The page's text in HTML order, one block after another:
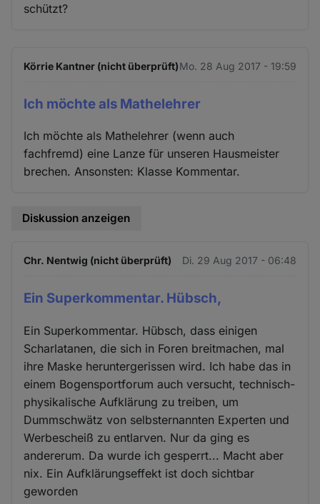
schützt?
Körrie Kantner (nicht überprüft)Mo. 28 Aug 2017 - 19:59
Ich möchte als Mathelehrer
Ich möchte als Mathelehrer (wenn auch
fachfremd) eine Lanze für unseren Hausmeister
brechen. Ansonsten: Klasse Kommentar.
Diskussion anzeigen
Chr. Nentwig (nicht überprüft) Di. 29 Aug 2017 - 06:48
Ein Superkommentar. Hübsch,
Ein Superkommentar. Hübsch, dass einigen
Scharlatanen, die sich in Foren breitmachen, mal
ihre Maske heruntergerissen wird. Ich habe das in
einem Bogensportforum auch versucht, technisch-
physikalische Aufklärung zu treiben, um
Dummschwätz von selbsternannten Experten und
Werbescheiß zu entlarven. Nur da ging es
andererum. Da wurde ich gesperrt... Macht aber
nix. Ein Aufklärungseffekt ist doch sichtbar
geworden